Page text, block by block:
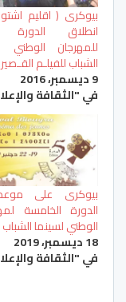
بيوكرى ( اقليم
انطلاق الدورة
للمهرجان الوطني
الشباب للفيلـم القـصير
9 ديسمبر، 2016
في "الثقافة
بيوكرى على
الدورة الخامسة
الوطني لسينما الشباب
18 ديسمبر، 2019
في "الثقافة